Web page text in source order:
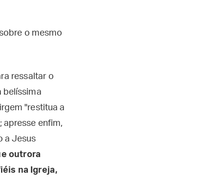
o mesmo
ressaltar o
belíssima
"restitua a
apresse enfim,
a Jesus
outrora
na Igreja,